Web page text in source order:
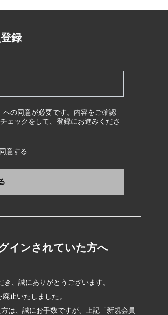
録
への同意が必要です。内容をご確認
ェックをして、登録にお進みくださ
意する
インされていた方へ
、誠にありがとうございます。
止いたしました。
は、誠にお手数ですが、上記「新規会員